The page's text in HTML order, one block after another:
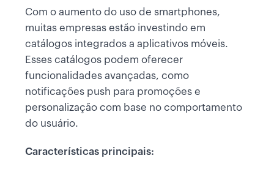
Com o aumento do uso de smartphones,
muitas empresas estão investindo em
catálogos integrados a aplicativos móveis.
Esses catálogos podem oferecer
funcionalidades avançadas, como
notificações push para promoções e
personalização com base no comportamento
do usuário.
Características principais: